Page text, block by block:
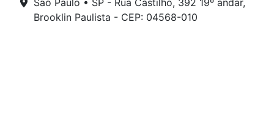
São Paulo • SP - Rua Castilho, 392 19º andar,
Brooklin Paulista - CEP: 04568-010